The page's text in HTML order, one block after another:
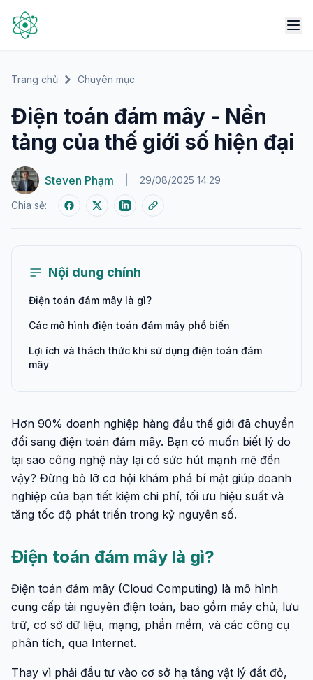
Trang chủ Chuyên mục
Điện toán đám mây - Nền
tảng của thế giới số hiện đại
Steven Phạm 29/08/2025 14:29
Chia sẻ:
Nội dung chính
Điện toán đám mây là gì?
Các mô hình điện toán đám mây phổ biến
Lợi ích và thách thức khi sử dụng điện toán đám
mây
Hơn 90% doanh nghiệp hàng đầu thế giới đã chuyển
đổi sang điện toán đám mây. Bạn có muốn biết lý do
tại sao công nghệ này lại có sức hút mạnh mẽ đến
vậy? Đừng bỏ lỡ cơ hội khám phá bí mật giúp doanh
nghiệp của bạn tiết kiệm chi phí, tối ưu hiệu suất và
tăng tốc độ phát triển trong kỷ nguyên số.
Điện toán đám mây là gì?
Điện toán đám mây (Cloud Computing) là mô hình
cung cấp tài nguyên điện toán, bao gồm máy chủ, lưu
trữ, cơ sở dữ liệu, mạng, phần mềm, và các công cụ
phân tích, qua Internet.
Thay vì phải đầu tư vào cơ sở hạ tầng vật lý đắt đỏ,